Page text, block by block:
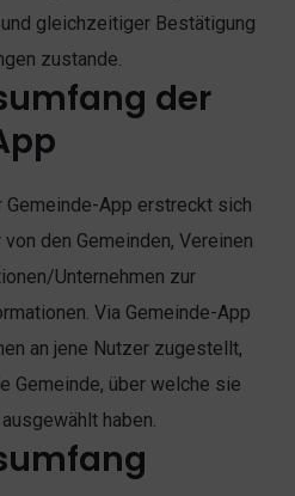
gleichzeitiger Bestätigung
zustande.
der
App erstreckt sich
den Gemeinden, Vereinen
Unternehmen zur
Via Gemeinde-App
an jene Nutzer zugestellt,
Gemeinde, über welche sie
haben.